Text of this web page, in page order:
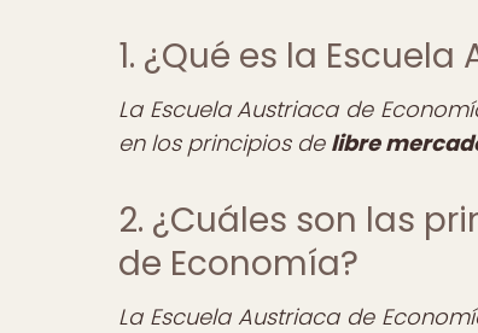
1. ¿Qué es la
La Escuela Austriaca de
en los principios de libre
2. ¿Cuáles son las
de Economía?
La Escuela Austriaca de